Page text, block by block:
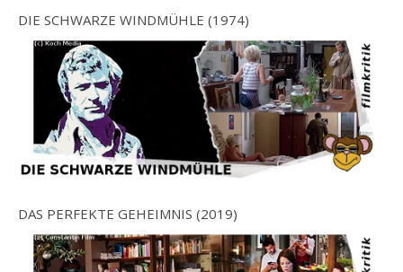
DIE SCHWARZE WINDMÜHLE (1974)
DAS PERFEKTE GEHEIMNIS (2019)